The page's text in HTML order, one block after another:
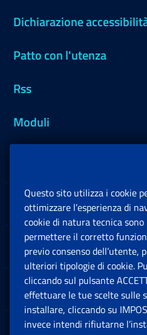
Dichiarazione
Patto con l'utenza
Rss
Moduli
Sedi e Contatti
Software
Note Legali
App mobile
Questo sito utilizza i cookie
ottimizzare l’esperienza di
cookie di natura tecnica
permettere il corretto
previo consenso dell’utente,
ulteriori tipologie di cookie.
cliccando sul pulsante
effettuare le tue scelte sulle
installare, cliccando su
invece intendi rifiutarne